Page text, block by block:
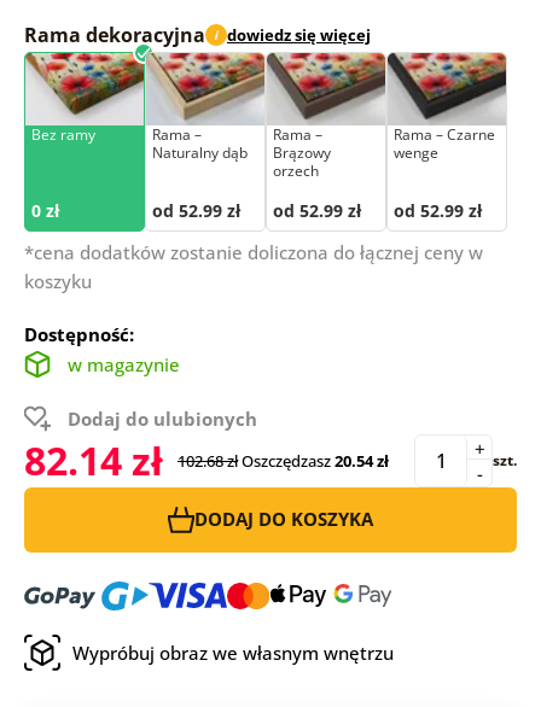
Rama dekoracyjna i dowiedz się więcej
Bez ramy
0 zł
Rama –
Naturalny dąb
od 52.99 zł
Rama –
Brązowy
orzech
od 52.99 zł
Rama – Czarne
wenge
od 52.99 zł
*cena dodatków zostanie doliczona do łącznej ceny w
koszyku
Dostępność:
w magazynie
Dodaj do ulubionych
82.14 zł 102.68 złOszczędzasz20.54 zł -
+ szt.
DODAJ DO KOSZYKA
Wypróbuj obraz we własnym wnętrzu